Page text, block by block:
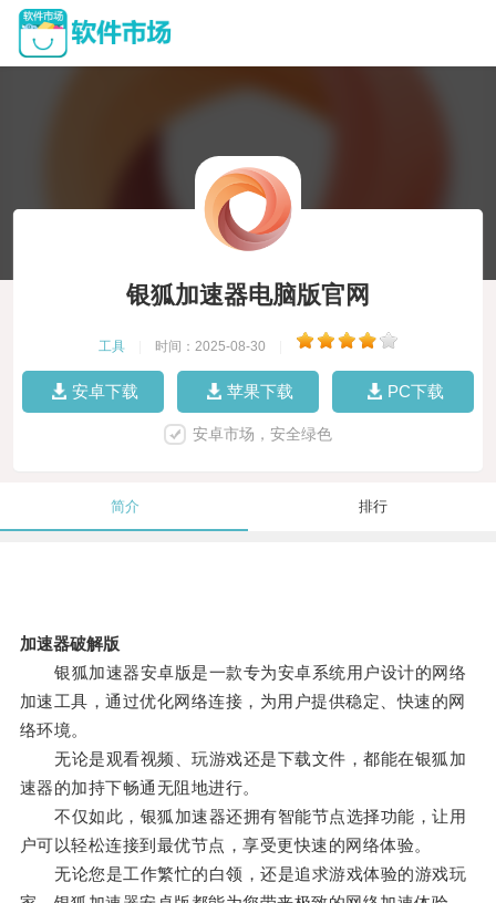
银狐加速器电脑版官网
工具 时间：2025-08-30
安卓下载 苹果下载 PC下载
安卓市场，安全绿色
简介 排行
加速器破解版
银狐加速器安卓版是一款专为安卓系统用户设计的网络
加速工具，通过优化网络连接，为用户提供稳定、快速的网
络环境。
无论是观看视频、玩游戏还是下载文件，都能在银狐加
速器的加持下畅通无阻地进行。
不仅如此，银狐加速器还拥有智能节点选择功能，让用
户可以轻松连接到最优节点，享受更快速的网络体验。
无论您是工作繁忙的白领，还是追求游戏体验的游戏玩